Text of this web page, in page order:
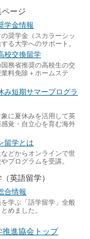
ージ
学金情報
奨学金（スカラーシッ
る大学へのサポート。
校交換留学
務省推奨の高校生の交
料免除＋ホームステ
み短期サマープログラ
に夏休みを活用して英
覚・自立心を育む海外
留学とは
どからオンラインで世
プログラムを受講。
英語留学）
合情報
学ぶ「語学留学」全般
めました。
推進協会トップ